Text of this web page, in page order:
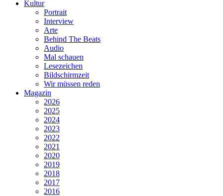
Kultur
Portrait
Interview
Arte
Behind The Beats
Audio
Mal schauen
Lesezeichen
Bildschirmzeit
Wir müssen reden
Magazin
2026
2025
2024
2023
2022
2021
2020
2019
2018
2017
2016